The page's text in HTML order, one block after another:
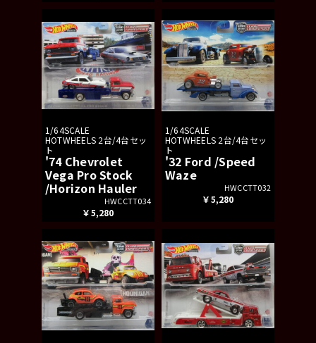
1/64SCALE
HOTWHEELS 2台/4台セッ
ト
'74 Chevrolet
Vega Pro Stock
/Horizon Hauler
HWCCTT034
￥5,280
1/64SCALE
HOTWHEELS 2台/4台セッ
ト
'32 Ford /Speed
Waze
HWCCTT032
￥5,280